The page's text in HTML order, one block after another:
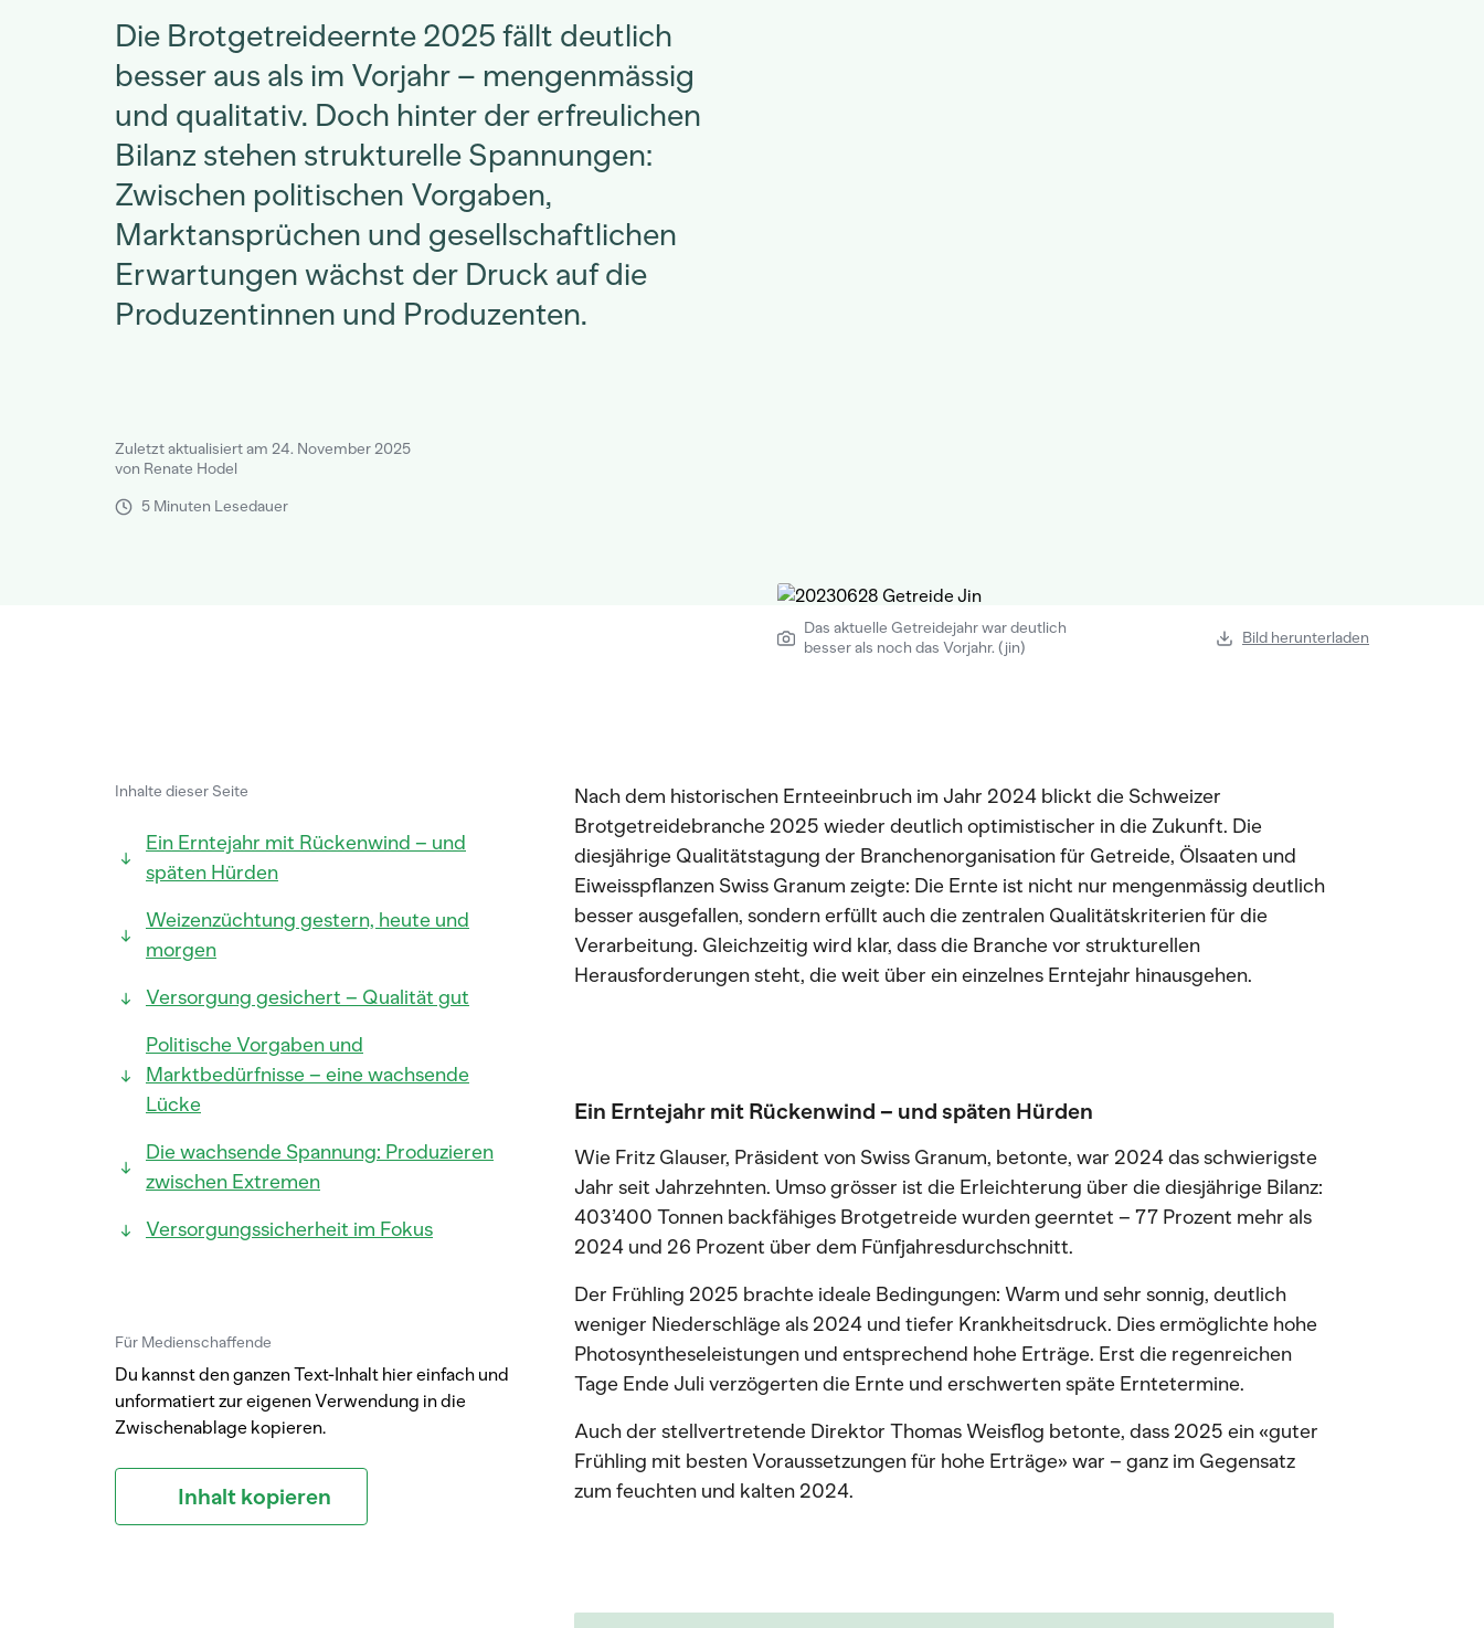
Die Brotgetreideernte 2025 fällt deutlich
besser aus als im Vorjahr – mengenmässig
und qualitativ. Doch hinter der erfreulichen
Bilanz stehen strukturelle Spannungen:
Zwischen politischen Vorgaben,
Marktansprüchen und gesellschaftlichen
Erwartungen wächst der Druck auf die
Produzentinnen und Produzenten.
Zuletzt aktualisiert am 24. November 2025
von Renate Hodel
5 Minuten Lesedauer
Das aktuelle Getreidejahr war deutlich
besser als noch das Vorjahr. (jin)
Bild herunterladen
Inhalte dieser Seite
Ein Erntejahr mit Rückenwind – und
späten Hürden
Weizenzüchtung gestern, heute und
morgen
Versorgung gesichert – Qualität gut
Politische Vorgaben und
Marktbedürfnisse – eine wachsende
Lücke
Die wachsende Spannung: Produzieren
zwischen Extremen
Versorgungssicherheit im Fokus
Für Medienschaffende
Du kannst den ganzen Text-Inhalt hier einfach und
unformatiert zur eigenen Verwendung in die
Zwischenablage kopieren.
Inhalt kopieren
Nach dem historischen Ernteeinbruch im Jahr 2024 blickt die Schweizer
Brotgetreidebranche 2025 wieder deutlich optimistischer in die Zukunft. Die
diesjährige Qualitätstagung der Branchenorganisation für Getreide, Ölsaaten und
Eiweisspflanzen Swiss Granum zeigte: Die Ernte ist nicht nur mengenmässig deutlich
besser ausgefallen, sondern erfüllt auch die zentralen Qualitätskriterien für die
Verarbeitung. Gleichzeitig wird klar, dass die Branche vor strukturellen
Herausforderungen steht, die weit über ein einzelnes Erntejahr hinausgehen.
Ein Erntejahr mit Rückenwind – und späten Hürden
Wie Fritz Glauser, Präsident von Swiss Granum, betonte, war 2024 das schwierigste
Jahr seit Jahrzehnten. Umso grösser ist die Erleichterung über die diesjährige Bilanz:
403’400 Tonnen backfähiges Brotgetreide wurden geerntet – 77 Prozent mehr als
2024 und 26 Prozent über dem Fünfjahresdurchschnitt.
Der Frühling 2025 brachte ideale Bedingungen: Warm und sehr sonnig, deutlich
weniger Niederschläge als 2024 und tiefer Krankheitsdruck. Dies ermöglichte hohe
Photosyntheseleistungen und entsprechend hohe Erträge. Erst die regenreichen
Tage Ende Juli verzögerten die Ernte und erschwerten späte Erntetermine.
Auch der stellvertretende Direktor Thomas Weisflog betonte, dass 2025 ein «guter
Frühling mit besten Voraussetzungen für hohe Erträge» war – ganz im Gegensatz
zum feuchten und kalten 2024.